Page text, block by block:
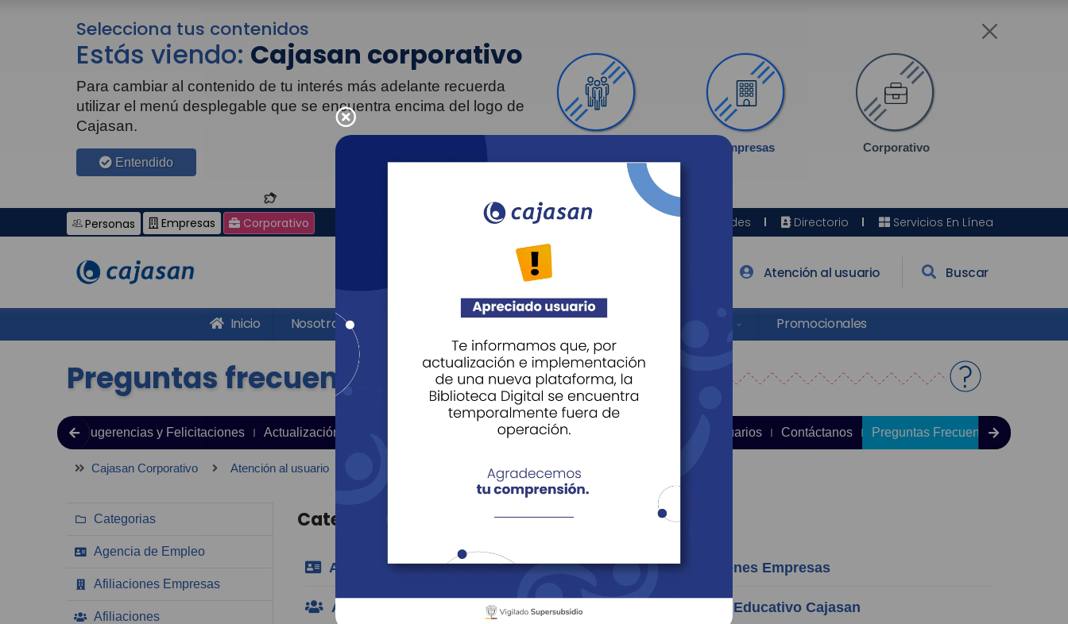
Selecciona tus contenidos
Estás viendo: Cajasan corporativo
Para cambiar al contenido de tu interés más adelante recuerda
utilizar el menú desplegable que se encuentra encima del logo de
Cajasan.
Entendido
Empresas Corporativo
Personas Empresas Corporativo Revista Fácil Vivir Sedes Directorio Servicios En Línea
Agéndate Atención al usuario Buscar
Inicio Nosotros Transparencia Sostenibilidad Promocionales
Preguntas frecuentes
Reclamos Sugerencias y Felicitaciones Actualización de Datos Derechos y Deberes de los Afiliados, Beneficiarios y Usuarios Contáctanos Preguntas Frecuentes
Cajasan Corporativo Atención al usuario
Categorias
Agencia de Empleo
Afiliaciones Empresas
Afiliaciones
Categorias
Agencia de Empleo Afiliaciones Empresas
Afiliaciones Independientes y Pensionados Centro Educativo Cajasan